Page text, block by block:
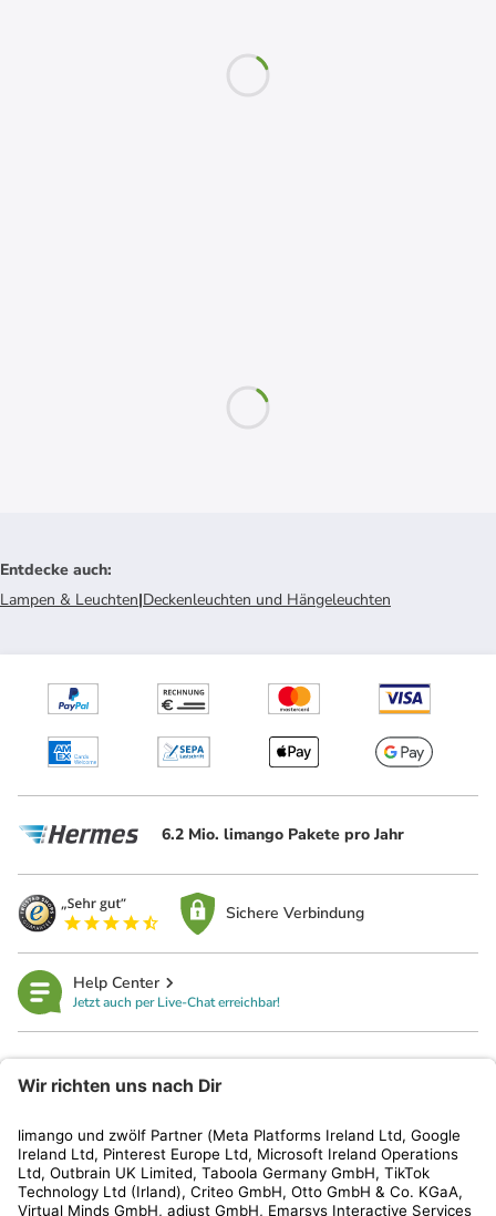
Entdecke auch:
Lampen & Leuchten|Deckenleuchten und Hängeleuchten
6.2 Mio. limango Pakete pro Jahr
Sichere Verbindung
Help Center
Jetzt auch per Live-Chat erreichbar!
Kundenservice